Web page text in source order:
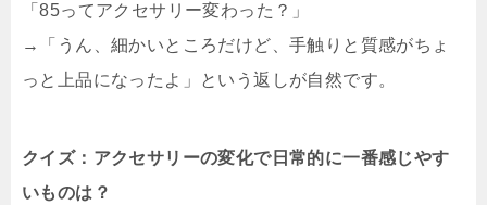
「85ってアクセサリー変わった？」
→「うん、細かいところだけど、手触りと質感がちょ
っと上品になったよ」という返しが自然です。
クイズ：アクセサリーの変化で日常的に一番感じやす
いものは？